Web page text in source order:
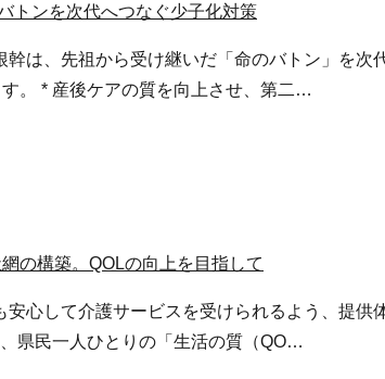
トンを次代へつなぐ少子化対策
幹は、先祖から受け継いだ「命のバトン」を
。 * 産後ケアの質を向上させ、第二…
の構築。QOLの向上を目指して
安心して介護サービスを受けられるよう、提
県民一人ひとりの「生活の質（QO…